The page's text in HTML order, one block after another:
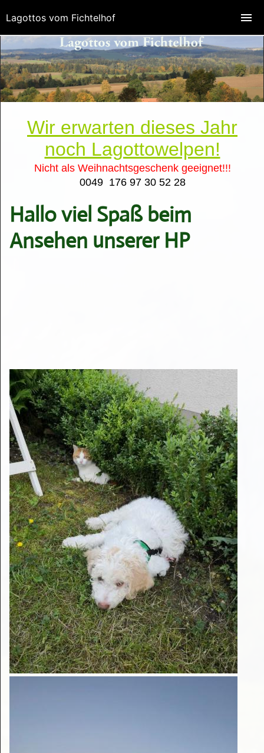
Wir erwarten dieses Jahr
noch Lagottowelpen!
Nicht als Weihnachtsgeschenk geeignet!!!
0049 176 97 30 52 28
Hallo viel Spaß beim
Ansehen unserer HP
Lagottos vom Fichtelhof